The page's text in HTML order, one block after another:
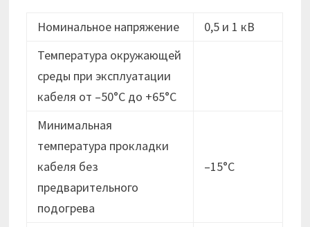
Номинальное напряжение
0,5 и 1 кВ
Температура окружающей
среды при эксплуатации
кабеля от –50°C до +65°C
Минимальная
температура прокладки
кабеля без
предварительного
подогрева
–15°C